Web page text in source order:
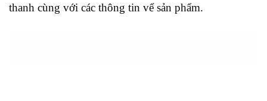
thanh cùng với các thông tin vể sản phẩm.